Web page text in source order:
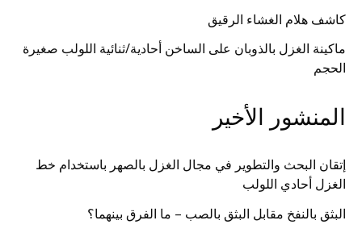
كاشف هلام الغشاء الرقيق
ماكينة الغزل بالذوبان على الساخن أحادية/ثنائية اللولب صغيرة
الحجم
المنشور الأخير
إتقان البحث والتطوير في مجال الغزل بالصهر باستخدام خط
الغزل أحادي اللولب
البثق بالنفخ مقابل البثق بالصب – ما الفرق بينهما؟